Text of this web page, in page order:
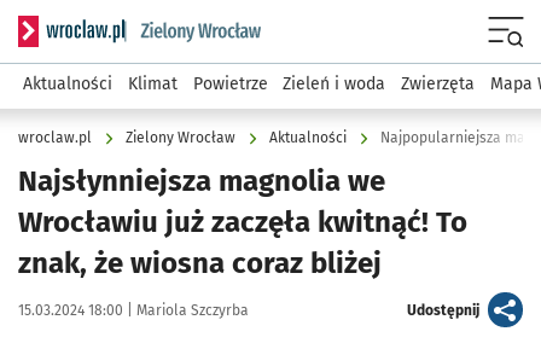
Serwis informacyjny wroclaw.pl podserwis: Środowisko we
Aktualności Klimat Powietrze Zieleń i woda Zwierzęta Mapa
wroclaw.pl Zielony Wrocław Aktualności Najpopularniejsza
Najsłynniejsza magnolia we
Wrocławiu już zaczęła kwitnąć! To
znak, że wiosna coraz bliżej
Data publikacji:
15.03.2024 18:00 | Autor:
Mariola Szczyrba Udostępnijartykuł